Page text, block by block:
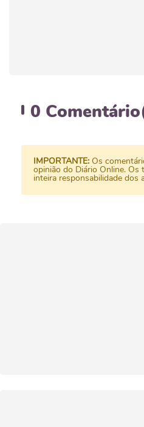
0
IMPORTANTE: Os
opinião do Diário Online. Os
inteira responsabilidade dos